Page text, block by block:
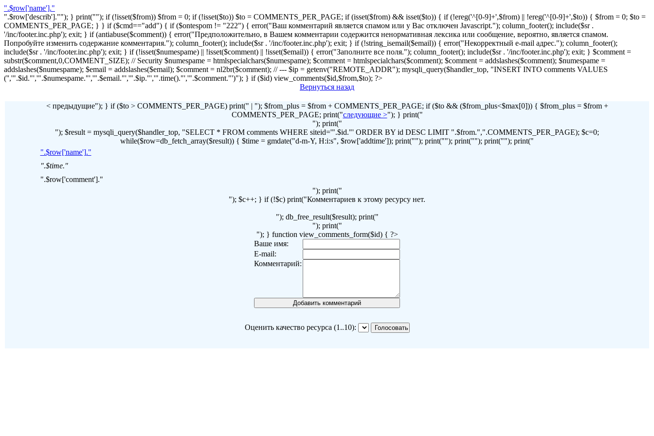
".$row['name']."
".$row['describ'].""); } print(""); if (!isset($from)) $from = 0; if (!isset($to)) $to = COMMENTS_PER_PAGE; if (isset($from) && isset($to)) { if (!ereg('^[0-9]+',$from) || !ereg('^[0-9]+',$to)) { $from = 0; $to =
COMMENTS_PER_PAGE; } } if ($cmd=="add") { if ($ontespom != "222") { error("Ваш комментарий является спамом или у Вас отключен Javascript."); column_footer(); include($sr .
'/inc/footer.inc.php'); exit; } if (antiabuse($comment)) { error("Предположительно, в Вашем комментарии содержится ненормативная лексика или сообщение, вероятно, является спамом.
Попробуйте изменить содержание комментария."); column_footer(); include($sr . '/inc/footer.inc.php'); exit; } if (!string_isemail($email)) { error("Некорректный e-mail адрес."); column_footer();
include($sr . '/inc/footer.inc.php'); exit; } if (!isset($numespame) || !isset($comment) || !isset($email)) { error("Заполните все поля."); column_footer(); include($sr . '/inc/footer.inc.php'); exit; } $comment =
substr($comment,0,COMMENT_SIZE); // Security $numespame = htmlspecialchars($numespame); $comment = htmlspecialchars($comment); $comment = addslashes($comment); $numespame =
addslashes($numespame); $email = addslashes($email); $comment = nl2br($comment); // --- $ip = getenv("REMOTE_ADDR"); mysqli_query($handler_top, "INSERT INTO comments VALUES
('','".$id."','".$numespame."','".$email."','".$ip."','".time()."','".$comment."')"); } if ($id) view_comments($id,$from,$to); ?>
Вернуться назад
< предыдущие"); } if ($to > COMMENTS_PER_PAGE) print(" | "); $from_plus = $from + COMMENTS_PER_PAGE; if ($to && ($from_plus<$max[0])) { $from_plus = $from +
COMMENTS_PER_PAGE; print("следующие >"); } print("
"); print("
"); $result = mysqli_query($handler_top, "SELECT * FROM comments WHERE siteid='".$id."' ORDER BY id DESC LIMIT ".$from.",".COMMENTS_PER_PAGE); $c=0;
while($row=db_fetch_array($result)) { $time = gmdate("d-m-Y, H:i:s", $row['addtime']); print(""); print(""); print(""); print(""); print("
".$row['name']."
".$time."
".$row['comment']."
"); print("
"); $c++; } if (!$c) print("Комментариев к этому ресурсу нет.
"); db_free_result($result); print("
"); print("
"); } function view_comments_form($id) { ?>
Ваше имя:
E-mail:
Комментарий:
Оценить качество ресурса (1..10):